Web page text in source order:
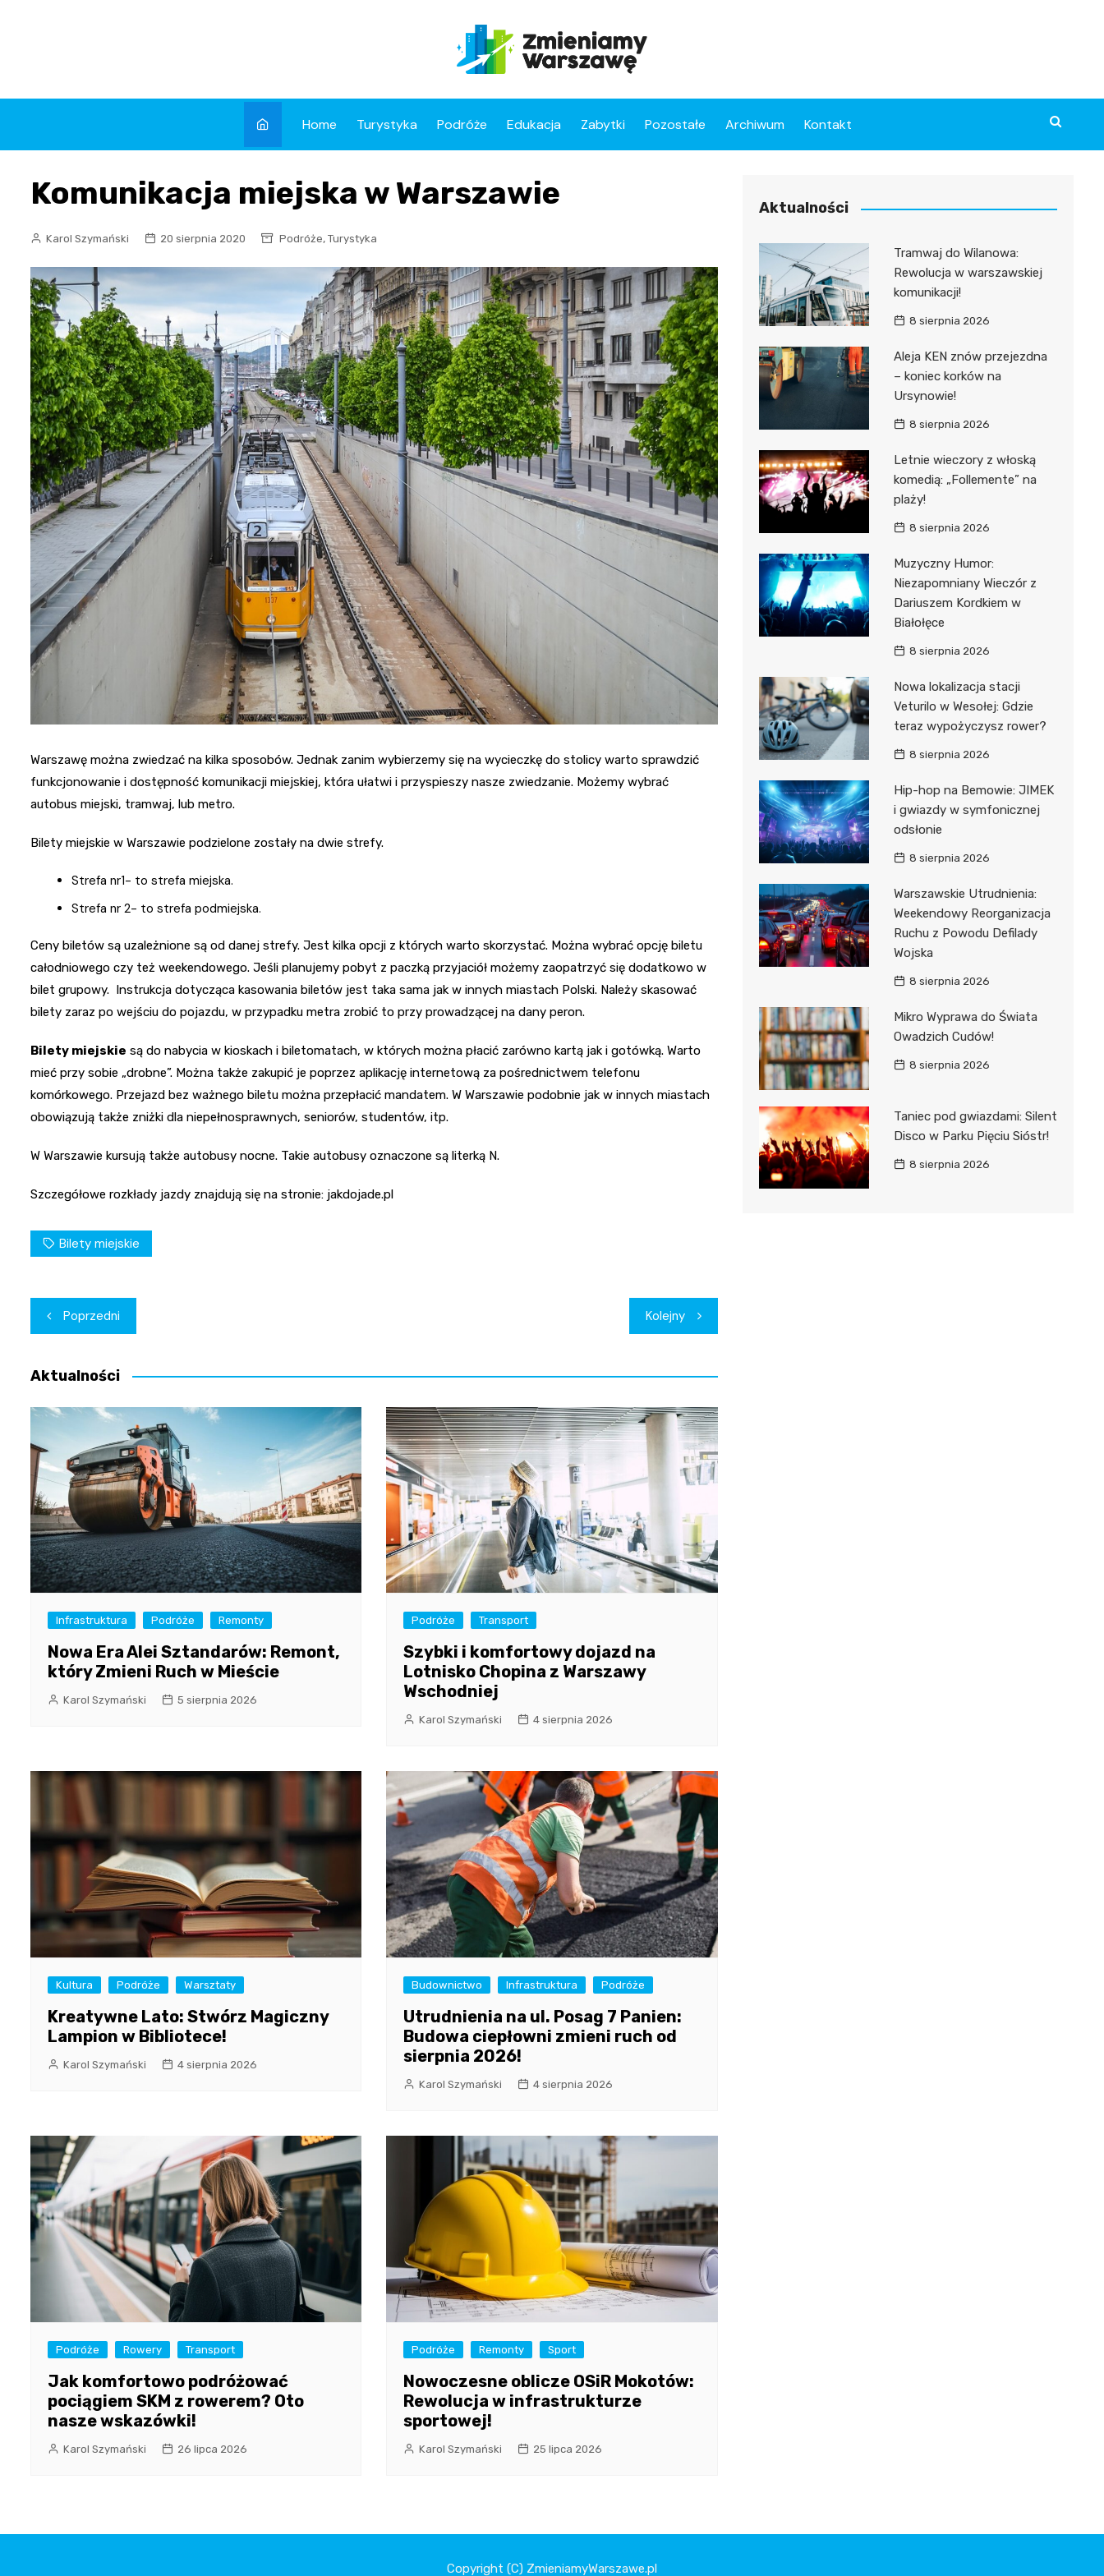
Home Turystyka Podróże Edukacja Zabytki Pozostałe Archiwum Kontakt
Komunikacja miejska w Warszawie
Karol Szymański 20 sierpnia 2020 Podróże, Turystyka
Warszawę można zwiedzać na kilka sposobów. Jednak zanim wybierzemy się na wycieczkę do stolicy warto sprawdzić
funkcjonowanie i dostępność komunikacji miejskiej, która ułatwi i przyspieszy nasze zwiedzanie. Możemy wybrać
autobus miejski, tramwaj, lub metro.
Bilety miejskie w Warszawie podzielone zostały na dwie strefy.
Strefa nr1- to strefa miejska.
Strefa nr 2- to strefa podmiejska.
Ceny biletów są uzależnione są od danej strefy. Jest kilka opcji z których warto skorzystać. Można wybrać opcję biletu
całodniowego czy też weekendowego. Jeśli planujemy pobyt z paczką przyjaciół możemy zaopatrzyć się dodatkowo w
bilet grupowy. Instrukcja dotycząca kasowania biletów jest taka sama jak w innych miastach Polski. Należy skasować
bilety zaraz po wejściu do pojazdu, w przypadku metra zrobić to przy prowadzącej na dany peron.
Bilety miejskie są do nabycia w kioskach i biletomatach, w których można płacić zarówno kartą jak i gotówką. Warto
mieć przy sobie „drobne”. Można także zakupić je poprzez aplikację internetową za pośrednictwem telefonu
komórkowego. Przejazd bez ważnego biletu można przepłacić mandatem. W Warszawie podobnie jak w innych miastach
obowiązują także zniżki dla niepełnosprawnych, seniorów, studentów, itp.
W Warszawie kursują także autobusy nocne. Takie autobusy oznaczone są literką N.
Szczegółowe rozkłady jazdy znajdują się na stronie: jakdojade.pl
Bilety miejskie
Nawigacja
wpisu
Poprzedni Kolejny
Aktualności
Infrastruktura Podróże Remonty
Nowa Era Alei Sztandarów: Remont,
który Zmieni Ruch w Mieście
Karol Szymański 5 sierpnia 2026
Podróże Transport
Szybki i komfortowy dojazd na
Lotnisko Chopina z Warszawy
Wschodniej
Karol Szymański 4 sierpnia 2026
Kultura Podróże Warsztaty
Kreatywne Lato: Stwórz Magiczny
Lampion w Bibliotece!
Karol Szymański 4 sierpnia 2026
Budownictwo Infrastruktura Podróże
Utrudnienia na ul. Posag 7 Panien:
Budowa ciepłowni zmieni ruch od
sierpnia 2026!
Karol Szymański 4 sierpnia 2026
Podróże Rowery Transport
Jak komfortowo podróżować
pociągiem SKM z rowerem? Oto
nasze wskazówki!
Karol Szymański 26 lipca 2026
Podróże Remonty Sport
Nowoczesne oblicze OSiR Mokotów:
Rewolucja w infrastrukturze
sportowej!
Karol Szymański 25 lipca 2026
Aktualności
Tramwaj do Wilanowa:
Rewolucja w warszawskiej
komunikacji!
8 sierpnia 2026
Aleja KEN znów przejezdna
– koniec korków na
Ursynowie!
8 sierpnia 2026
Letnie wieczory z włoską
komedią: „Follemente” na
plaży!
8 sierpnia 2026
Muzyczny Humor:
Niezapomniany Wieczór z
Dariuszem Kordkiem w
Białołęce
8 sierpnia 2026
Nowa lokalizacja stacji
Veturilo w Wesołej: Gdzie
teraz wypożyczysz rower?
8 sierpnia 2026
Hip-hop na Bemowie: JIMEK
i gwiazdy w symfonicznej
odsłonie
8 sierpnia 2026
Warszawskie Utrudnienia:
Weekendowy Reorganizacja
Ruchu z Powodu Defilady
Wojska
8 sierpnia 2026
Mikro Wyprawa do Świata
Owadzich Cudów!
8 sierpnia 2026
Taniec pod gwiazdami: Silent
Disco w Parku Pięciu Sióstr!
8 sierpnia 2026
Copyright (C) ZmieniamyWarszawe.pl